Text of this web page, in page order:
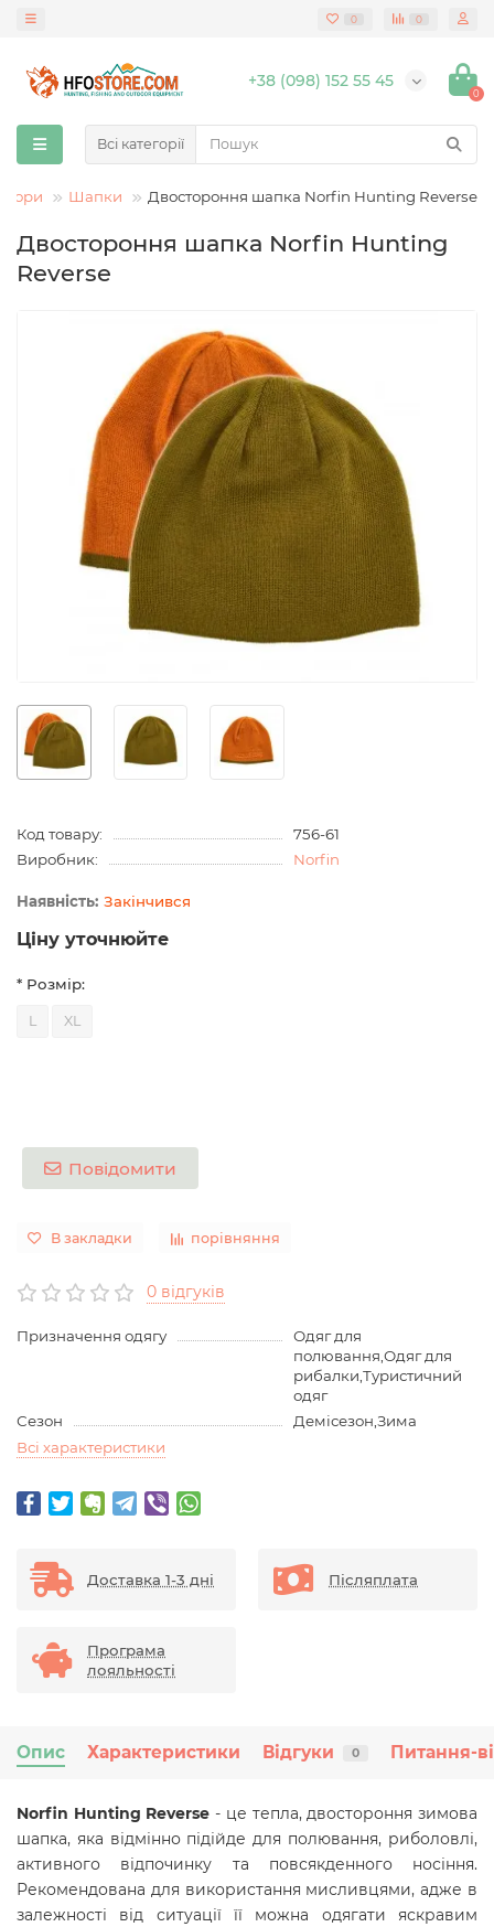
0 0
+38 (098) 152 55 45
0
Всі категорії
Шапки Двостороння шапка Norfin Hunting Reverse
Двостороння шапка Norfin Hunting
Reverse
Код товару:
756-61
Виробник:
Norfin
Закінчився
Ціну уточнюйте
* Розмір:
L XL
Повідомити
В закладки порівняння
0 відгуків
Призначення одягу
Одяг для
полювання,Одяг для
рибалки,Туристичний
одяг
Сезон
Демісезон,Зима
Всі характеристики
Доставка 1-3 дні Післяплата
Програма
лояльності
Опис Характеристики Відгуки 0 Питання-
Norfin Hunting Reverse - це тепла, двостороння зимова
шапка, яка відмінно підійде для полювання, риболовлі,
активного відпочинку та повсякденного носіння.
Рекомендована для використання мисливцями, адже в
залежності від ситуації її можна одягати яскравим